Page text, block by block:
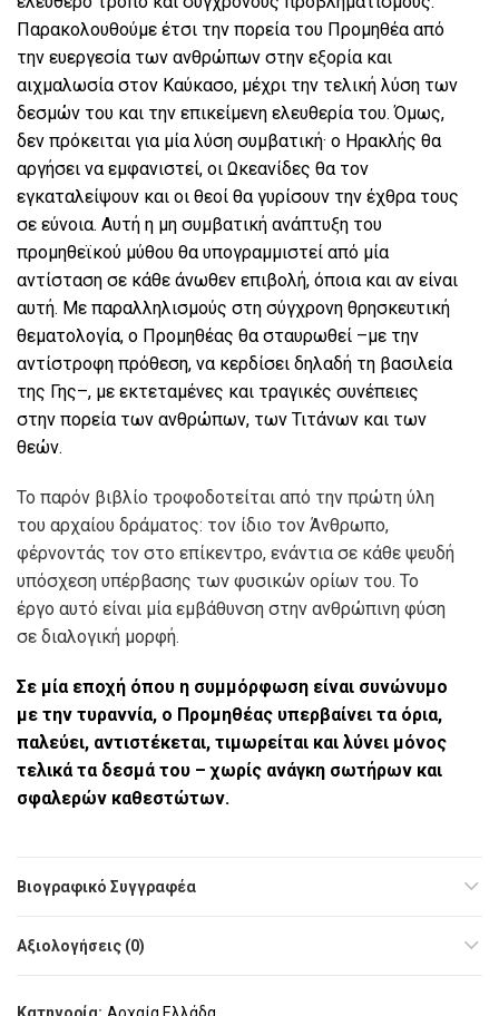
Παρακολουθούμε έτσι την πορεία του Προμηθέα από
την ευεργεσία των ανθρώπων στην εξορία και
αιχμαλωσία στον Καύκασο, μέχρι την τελική λύση των
δεσμών του και την επικείμενη ελευθερία του. Όμως,
δεν πρόκειται για μία λύση συμβατική· ο Ηρακλής θα
αργήσει να εμφανιστεί, οι Ωκεανίδες θα τον
εγκαταλείψουν και οι θεοί θα γυρίσουν την έχθρα τους
σε εύνοια. Αυτή η μη συμβατική ανάπτυξη του
προμηθεϊκού μύθου θα υπογραμμιστεί από μία
αντίσταση σε κάθε άνωθεν επιβολή, όποια και αν είναι
αυτή. Με παραλληλισμούς στη σύγχρονη θρησκευτική
θεματολογία, ο Προμηθέας θα σταυρωθεί –με την
αντίστροφη πρόθεση, να κερδίσει δηλαδή τη βασιλεία
της Γης–, με εκτεταμένες και τραγικές συνέπειες
στην πορεία των ανθρώπων, των Τιτάνων και των
θεών.
Το παρόν βιβλίο τροφοδοτείται από την πρώτη ύλη
του αρχαίου δράματος: τον ίδιο τον Άνθρωπο,
φέρνοντάς τον στο επίκεντρο, ενάντια σε κάθε ψευδή
υπόσχεση υπέρβασης των φυσικών ορίων του. Το
έργο αυτό είναι μία εμβάθυνση στην ανθρώπινη φύση
σε διαλογική μορφή.
Σε µία εποχή όπου η συµµόρφωση είναι συνώνυµο
µε την τυραννία, ο Προµηθέας υπερβαίνει τα όρια,
παλεύει, αντιστέκεται, τιµωρείται και λύνει µόνος
τελικά τα δεσµά του – χωρίς ανάγκη σωτήρων και
σφαλερών καθεστώτων.
Βιογραφικό Συγγραφέα
Αξιολογήσεις (0)